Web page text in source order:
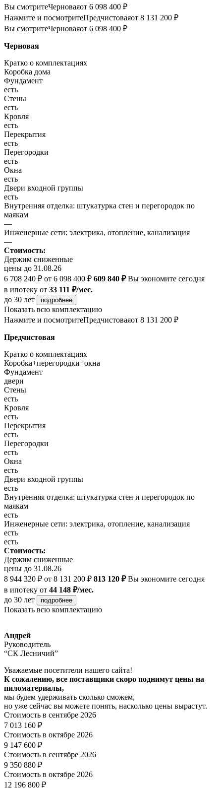
Вы смотритеЧерноваяот 6 098 400 ₽
Нажмите и посмотритеПредчистоваяот 8 131 200 ₽
Вы смотритеЧерноваяот 6 098 400 ₽
Черновая
Кратко о комплектациях
Коробка дома
Фундамент
есть
Стены
есть
Кровля
есть
Перекрытия
есть
Перегородки
есть
Окна
есть
Двери входной группы
есть
Внутренняя отделка: штукатурка стен и перегородок по
маякам
—
Инженерные сети: электрика, отопление, канализация
—
Стоимость:
Держим сниженные
цены до 31.08.26
6 708 240 ₽ от 6 098 400 ₽ 609 840 ₽Вы экономите сегодня
в ипотеку от 33 111 ₽/мес.
до 30 лет
подробнее
Показать всю комплектацию
Нажмите и посмотритеПредчистоваяот 8 131 200 ₽
Предчистовая
Кратко о комплектациях
Коробка+перегородки+окна
Фундамент
двери
Стены
есть
Кровля
есть
Перекрытия
есть
Перегородки
есть
Окна
есть
Двери входной группы
есть
Внутренняя отделка: штукатурка стен и перегородок по
маякам
есть
Инженерные сети: электрика, отопление, канализация
есть
есть
Стоимость:
Держим сниженные
цены до 31.08.26
8 944 320 ₽ от 8 131 200 ₽ 813 120 ₽Вы экономите сегодня
в ипотеку от 44 148 ₽/мес.
до 30 лет
подробнее
Показать всю комплектацию
Андрей
Руководитель
“СК Лесничий”
Уважаемые посетители нашего сайта!
К сожалению, все поставщики скоро поднимут цены на
пиломатериалы,
мы будем удерживать сколько сможем,
но уже сейчас вы можете понять, насколько цены вырастут.
Стоимость в сентябре 2026
7 013 160 ₽
Стоимость в октябре 2026
9 147 600 ₽
Стоимость в сентябре 2026
9 350 880 ₽
Стоимость в октябре 2026
12 196 800 ₽